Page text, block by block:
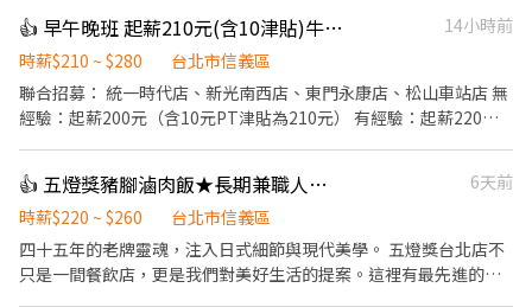
👍 早午晚班 起薪210元(含10津貼)牛舌佑介聯合招募，最高280元
14小時前
時薪$210 ~ $280
台北市信義區
聯合招募： 統一時代店、新光南西店、東門永康店、松山車站店 無
經驗：起薪200元（含10元PT津貼為210元） 有經驗：起薪220元
將菜單遞給顧客、解決顧客提出之疑問，並給予餐點上的建議。 ．
於顧客用餐完畢後，負責收拾碗盤與清理環境。 ．並負責結帳、收
銀等工作。 餐飲內場： ．準備工作與其他餐廳相關事務。 ．負責
洗、切各種食材。 ．負責清理工作環境、設備和餐具。 ．準備不同
👍 五燈獎豬腳滷肉飯★長期兼職人員【多門市擴大徵才中】
6天前
時薪$220 ~ $260
台北市信義區
​四十五年的老牌靈魂，注入日式細節與現代美學。 五燈獎台北店不
只是一間餐飲店，更是我們對美好生活的提案。這裡有最先進的自